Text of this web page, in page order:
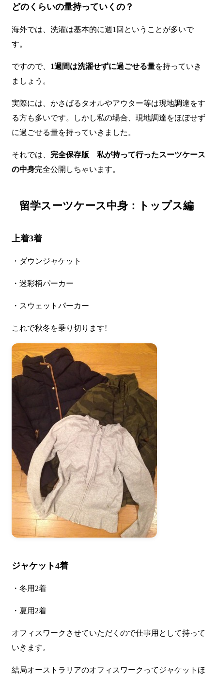
どのくらいの量持っていくの？
海外では、洗濯は基本的に週1回ということが多いで
す。
ですので、 1週間は洗濯せずに過ごせる量を持っていき
ましょう。
実際には、かさばるタオルやアウター等は現地調達をす
る方も多いです。しかし私の場合、現地調達をほぼせず
に過ごせる量を持っていきました。
それでは、 完全保存版 私が持って行ったスーツケース
の中身完全公開しちゃいます。
留学スーツケース中身：トップス編
上着3着
・ダウンジャケット
・迷彩柄パーカー
・スウェットパーカー
これで秋冬を乗り切ります!
ジャケット4着
・冬用2着
・夏用2着
オフィスワークさせていただくので仕事用として持って
いきます。
結局オーストラリアのオフィスワークってジャケットほ